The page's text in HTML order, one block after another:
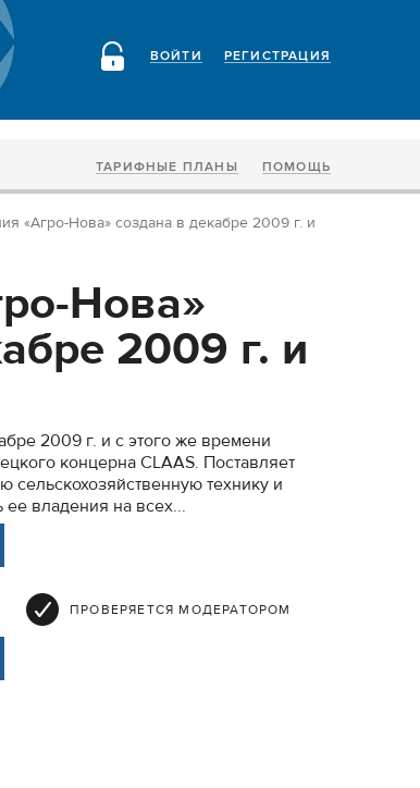
РЕГИСТРАЦИЯ
ВОЙТИ
ТАРИФНЫЕ ПЛАНЫ ПОМОЩЬ
«Агро-Нова» создана в декабре 2009 г. и
Нова»
2009 г. и
2009 г. и с этого же времени
концерна CLAAS. Поставляет
технику и
владения на всех...
ПРОВЕРЯЕТСЯ МОДЕРАТОРОМ